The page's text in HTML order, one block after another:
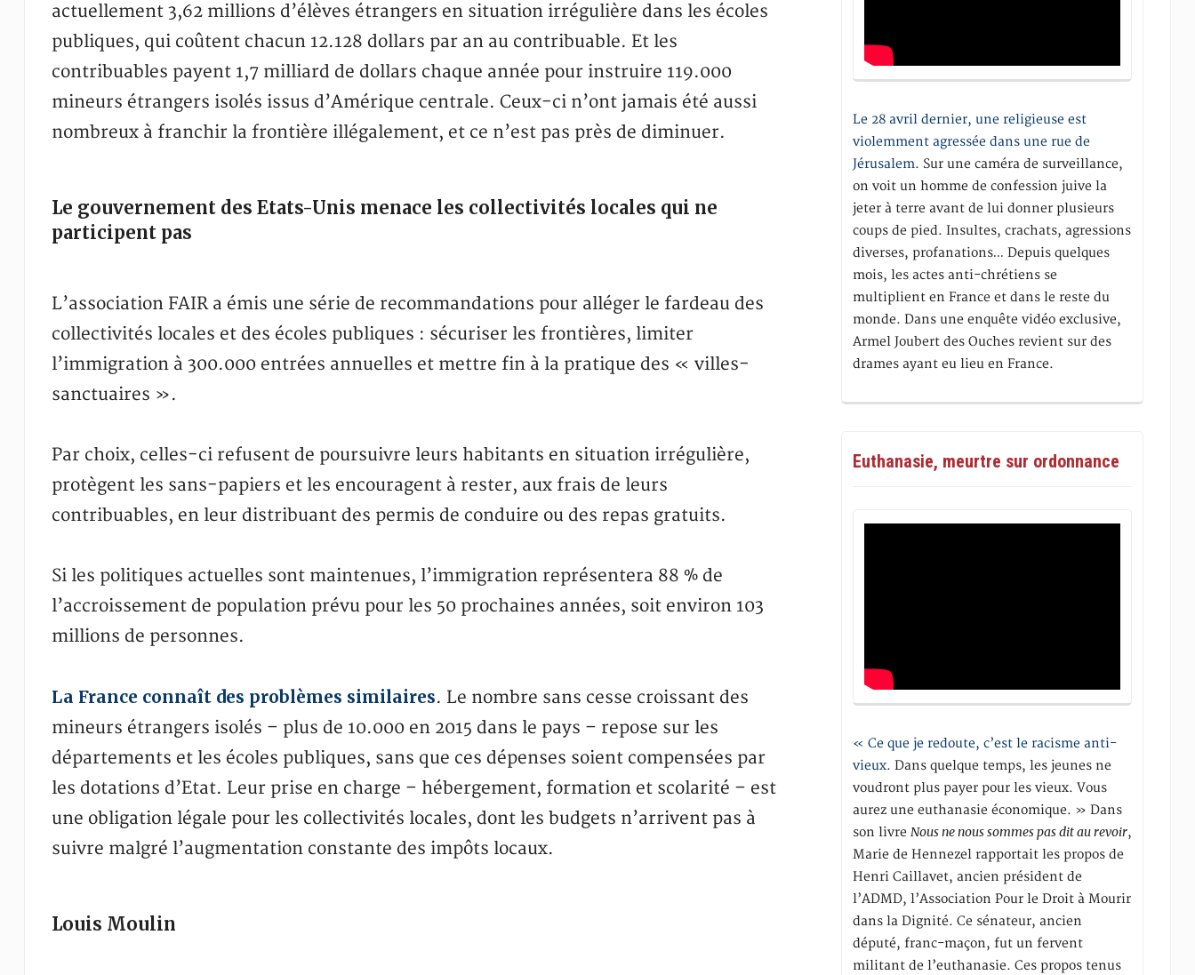
actuellement 3,62 millions d’élèves étrangers en situation irrégulière dans les écoles
publiques, qui coûtent chacun 12.128 dollars par an au contribuable. Et les
contribuables payent 1,7 milliard de dollars chaque année pour instruire 119.000
mineurs étrangers isolés issus d’Amérique centrale. Ceux-ci n’ont jamais été aussi
nombreux à franchir la frontière illégalement, et ce n’est pas près de diminuer.
Le gouvernement des Etats-Unis menace les collectivités locales qui ne
participent pas
L’association FAIR a émis une série de recommandations pour alléger le fardeau des
collectivités locales et des écoles publiques : sécuriser les frontières, limiter
l’immigration à 300.000 entrées annuelles et mettre fin à la pratique des « villes-
sanctuaires ».
Par choix, celles-ci refusent de poursuivre leurs habitants en situation irrégulière,
protègent les sans-papiers et les encouragent à rester, aux frais de leurs
contribuables, en leur distribuant des permis de conduire ou des repas gratuits.
Si les politiques actuelles sont maintenues, l’immigration représentera 88 % de
l’accroissement de population prévu pour les 50 prochaines années, soit environ 103
millions de personnes.
La France connaît des problèmes similaires. Le nombre sans cesse croissant des
mineurs étrangers isolés – plus de 10.000 en 2015 dans le pays – repose sur les
départements et les écoles publiques, sans que ces dépenses soient compensées par
les dotations d’Etat. Leur prise en charge – hébergement, formation et scolarité – est
une obligation légale pour les collectivités locales, dont les budgets n’arrivent pas à
suivre malgré l’augmentation constante des impôts locaux.
Louis Moulin
Le 28 avril dernier, une religieuse est
violemment agressée dans une rue de
Jérusalem. Sur une caméra de surveillance,
on voit un homme de confession juive la
jeter à terre avant de lui donner plusieurs
coups de pied. Insultes, crachats, agressions
diverses, profanations… Depuis quelques
mois, les actes anti-chrétiens se
multiplient en France et dans le reste du
monde. Dans une enquête vidéo exclusive,
Armel Joubert des Ouches revient sur des
drames ayant eu lieu en France.
Euthanasie, meurtre sur ordonnance
« Ce que je redoute, c’est le racisme anti-
vieux. Dans quelque temps, les jeunes ne
voudront plus payer pour les vieux. Vous
aurez une euthanasie économique. » Dans
son livreNous ne nous sommes pas dit au revoir,
Marie de Hennezel rapportait les propos de
Henri Caillavet, ancien président de
l’ADMD, l’Association Pour le Droit à Mourir
dans la Dignité. Ce sénateur, ancien
député, franc-maçon, fut un fervent
militant de l’euthanasie. Ces propos tenus